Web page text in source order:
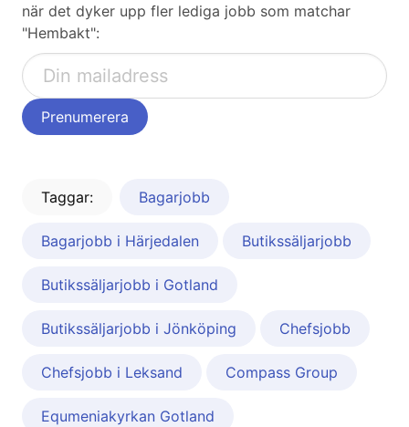
när det dyker upp fler lediga jobb som matchar
"Hembakt":
Taggar: Bagarjobb
Bagarjobb i Härjedalen Butikssäljarjobb
Butikssäljarjobb i Gotland
Butikssäljarjobb i Jönköping Chefsjobb
Chefsjobb i Leksand Compass Group
Equmeniakyrkan Gotland